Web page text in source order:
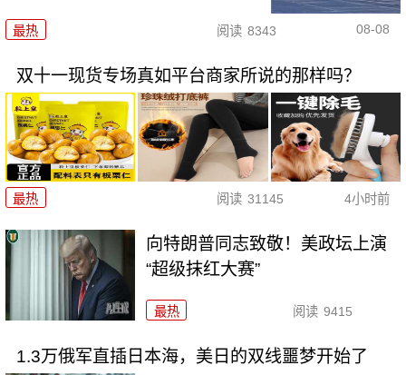
最热 阅读 8343 08-08
双十一现货专场真如平台商家所说的那样吗？
最热 阅读 31145 4小时前
向特朗普同志致敬！美政坛上演
“超级抹红大赛”
最热 阅读 9415
1.3万俄军直插日本海，美日的双线噩梦开始了